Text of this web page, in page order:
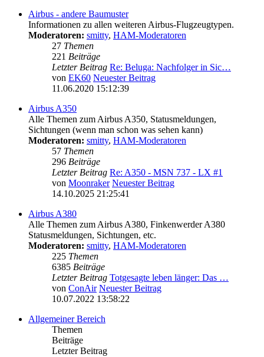
Airbus - andere Baumuster
Informationen zu allen weiteren Airbus-Flugzeugtypen.
Moderatoren: smitty, HAM-Moderatoren
27 Themen
221 Beiträge
Letzter Beitrag Re: Beluga: Nachfolger in Sic…
von EK60 Neuester Beitrag
11.06.2020 15:12:39
Airbus A350
Alle Themen zum Airbus A350, Statusmeldungen,
Sichtungen (wenn man schon was sehen kann)
Moderatoren: smitty, HAM-Moderatoren
57 Themen
296 Beiträge
Letzter Beitrag Re: A350 - MSN 737 - LX #1
von Moonraker Neuester Beitrag
14.10.2025 21:25:41
Airbus A380
Alle Themen zum Airbus A380, Finkenwerder A380
Statusmeldungen, Sichtungen, etc.
Moderatoren: smitty, HAM-Moderatoren
225 Themen
6385 Beiträge
Letzter Beitrag Totgesagte leben länger: Das …
von ConAir Neuester Beitrag
10.07.2022 13:58:22
Allgemeiner Bereich
Themen
Beiträge
Letzter Beitrag